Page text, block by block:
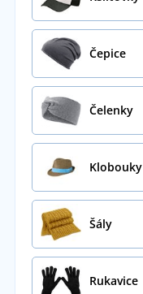
Čepice
Čelenky
Klobouky
Šály
Rukavice